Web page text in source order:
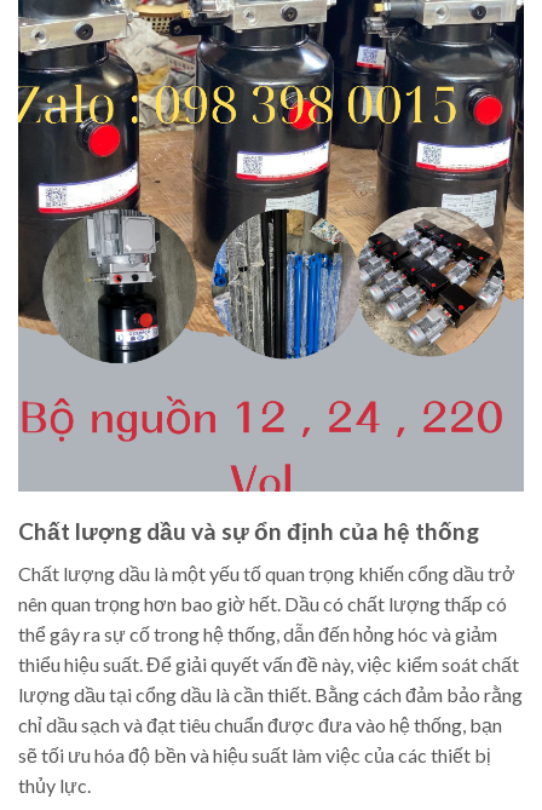
Chất lượng dầu và sự ổn định của hệ thống
Chất lượng dầu là một yếu tố quan trọng khiến cổng dầu trở
nên quan trọng hơn bao giờ hết. Dầu có chất lượng thấp có
thể gây ra sự cố trong hệ thống, dẫn đến hỏng hóc và giảm
thiểu hiệu suất. Để giải quyết vấn đề này, việc kiểm soát chất
lượng dầu tại cổng dầu là cần thiết. Bằng cách đảm bảo rằng
chỉ dầu sạch và đạt tiêu chuẩn được đưa vào hệ thống, bạn
sẽ tối ưu hóa độ bền và hiệu suất làm việc của các thiết bị
thủy lực.